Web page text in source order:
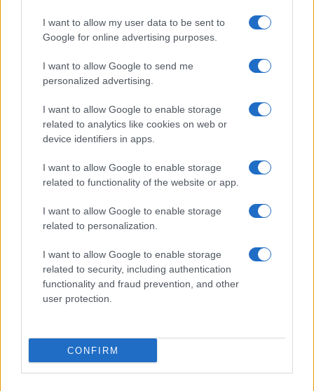
I want to allow my user data to be sent to
Google for online advertising purposes.
I want to allow Google to send me
personalized advertising.
I want to allow Google to enable storage
related to analytics like cookies on web or
device identifiers in apps.
I want to allow Google to enable storage
related to functionality of the website or app.
I want to allow Google to enable storage
related to personalization.
I want to allow Google to enable storage
related to security, including authentication
functionality and fraud prevention, and other
user protection.
CONFIRM
©2026 - giardinaggio.net - p.iva 03338800984
Collabora con Giardinaggio.net